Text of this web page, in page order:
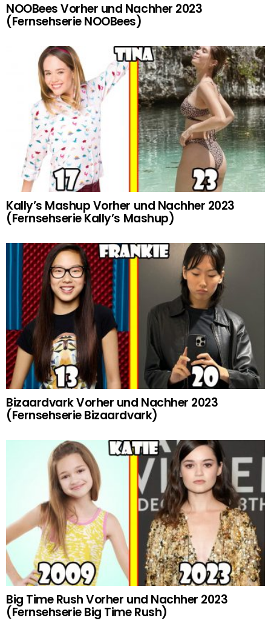
NOOBees Vorher und Nachher 2023
(Fernsehserie NOOBees)
Kally’s Mashup Vorher und Nachher 2023
(Fernsehserie Kally’s Mashup)
Bizaardvark Vorher und Nachher 2023
(Fernsehserie Bizaardvark)
Big Time Rush Vorher und Nachher 2023
(Fernsehserie Big Time Rush)